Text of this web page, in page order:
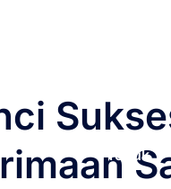
Layanan &
Produk